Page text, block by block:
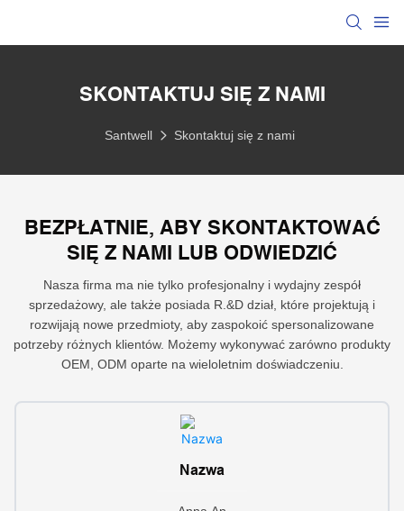
SKONTAKTUJ SIĘ Z NAMI
Santwell Skontaktuj się z nami
BEZPŁATNIE, ABY SKONTAKTOWAĆ
SIĘ Z NAMI LUB ODWIEDZIĆ
Nasza firma ma nie tylko profesjonalny i wydajny zespół
sprzedażowy, ale także posiada R.&D dział, które projektują i
rozwijają nowe przedmioty, aby zaspokoić spersonalizowane
potrzeby różnych klientów. Możemy wykonywać zarówno produkty
OEM, ODM oparte na wieloletnim doświadczeniu.
Nazwa